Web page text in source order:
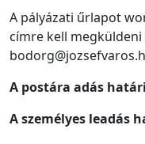
A pályázati űrlapot
címre kell megküldeni
A postára adás
A személyes leadás